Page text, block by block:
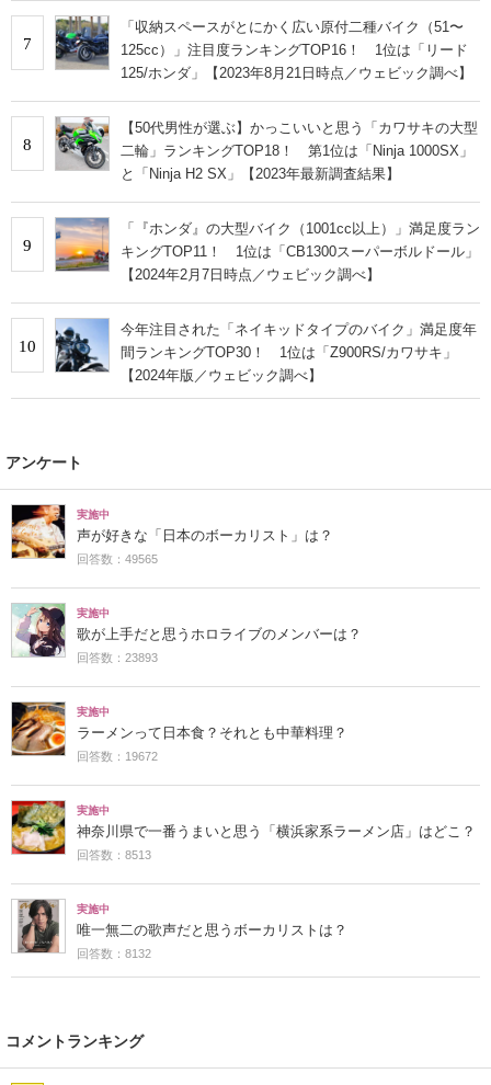
7
「収納スペースがとにかく広い原付二種バイク（51〜
125cc）」注目度ランキングTOP16！ 1位は「リード
125/ホンダ」【2023年8月21日時点／ウェビック調べ】
8
【50代男性が選ぶ】かっこいいと思う「カワサキの大型
二輪」ランキングTOP18！ 第1位は「Ninja 1000SX」
と「Ninja H2 SX」【2023年最新調査結果】
9
「『ホンダ』の大型バイク（1001cc以上）」満足度ラン
キングTOP11！ 1位は「CB1300スーパーボルドール」
【2024年2月7日時点／ウェビック調べ】
10
今年注目された「ネイキッドタイプのバイク」満足度年
間ランキングTOP30！ 1位は「Z900RS/カワサキ」
【2024年版／ウェビック調べ】
アンケート
実施中
声が好きな「日本のボーカリスト」は？
回答数：49565
実施中
歌が上手だと思うホロライブのメンバーは？
回答数：23893
実施中
ラーメンって日本食？それとも中華料理？
回答数：19672
実施中
神奈川県で一番うまいと思う「横浜家系ラーメン店」はどこ？
回答数：8513
実施中
唯一無二の歌声だと思うボーカリストは？
回答数：8132
コメントランキング